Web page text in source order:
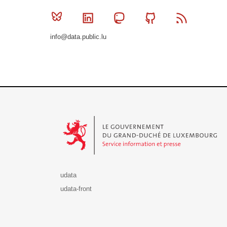
Bluesky Linkedin MastodonGithub
info@data.public.lu
udata
udata-front